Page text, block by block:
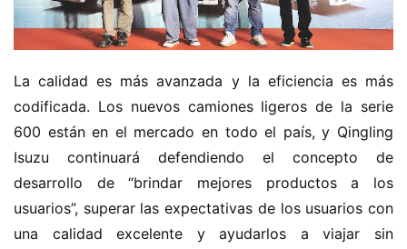
La calidad es más avanzada y la eficiencia es más
codificada. Los nuevos camiones ligeros de la serie
600 están en el mercado en todo el país, y Qingling
Isuzu continuará defendiendo el concepto de
desarrollo de “brindar mejores productos a los
usuarios”, superar las expectativas de los usuarios con
una calidad excelente y ayudarlos a viajar sin